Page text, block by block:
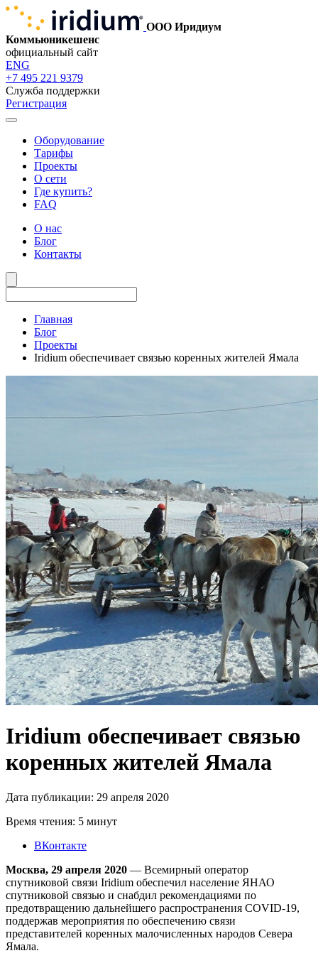
ООО Иридиум
Коммьюникешенс
официальный сайт
ENG
+7 495 221 9379
Служба поддержки
Регистрация
Оборудование
Тарифы
Проекты
О сети
Где купить?
FAQ
О нас
Блог
Контакты
Главная
Блог
Проекты
Iridium обеспечивает связью коренных жителей Ямала
Iridium обеспечивает связью
коренных жителей Ямала
Дата публикации: 29 апреля 2020
Время чтения: 5 минут
ВКонтакте
Москва, 29 апреля 2020 ― Всемирный оператор
спутниковой связи Iridium обеспечил население ЯНАО
спутниковой связью и снабдил рекомендациями по
предотвращению дальнейшего распространения COVID-19,
поддержав мероприятия по обеспечению связи
представителей коренных малочисленных народов Севера
Ямала.